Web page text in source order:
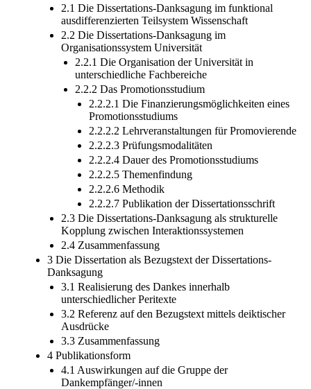
2.1 Die Dissertations-Danksagung im funktional
ausdifferenzierten Teilsystem Wissenschaft
2.2 Die Dissertations-Danksagung im
Organisationssystem Universität
2.2.1 Die Organisation der Universität in
unterschiedliche Fachbereiche
2.2.2 Das Promotionsstudium
2.2.2.1 Die Finanzierungsmöglichkeiten eines
Promotionsstudiums
2.2.2.2 Lehrveranstaltungen für Promovierende
2.2.2.3 Prüfungsmodalitäten
2.2.2.4 Dauer des Promotionsstudiums
2.2.2.5 Themenfindung
2.2.2.6 Methodik
2.2.2.7 Publikation der Dissertationsschrift
2.3 Die Dissertations-Danksagung als strukturelle
Kopplung zwischen Interaktionssystemen
2.4 Zusammenfassung
3 Die Dissertation als Bezugstext der Dissertations-
Danksagung
3.1 Realisierung des Dankes innerhalb
unterschiedlicher Peritexte
3.2 Referenz auf den Bezugstext mittels deiktischer
Ausdrücke
3.3 Zusammenfassung
4 Publikationsform
4.1 Auswirkungen auf die Gruppe der
Dankempfänger/-innen